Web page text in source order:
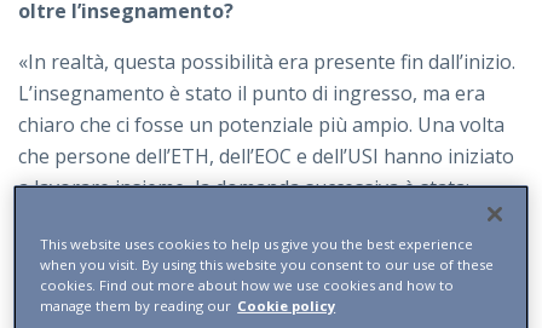
oltre l’insegnamento?
«In realtà, questa possibilità era presente fin dall’inizio.
L’insegnamento è stato il punto di ingresso, ma era
chiaro che ci fosse un potenziale più ampio. Una volta
che persone dell’ETH, dell’EOC e dell’USI hanno iniziato
a lavorare insieme, la domanda successiva è stata:
Possiamo mettere in contatto il sapere clinico con le
scienze di base, la tecnologia, le analisi molecolari,
l’informatica biomedica o di calcolo computazionale?
This website uses cookies to help us give you the best experience
when you visit. By using this website you consent to our use of these
cookies. Find out more about how we use cookies and how to
manage them by reading our Cookie policy